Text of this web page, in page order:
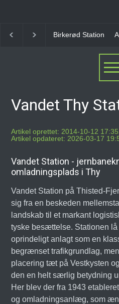
Allerød Station
Vandet Thy
Artikel oprettet: 2014-10-12
Artikel opdateret: 2026-03-17
Vandet Station -
omladningsplads i Thy
Vandet Station på Thisted-
sig fra en beskeden
landskab til et markant
tyske besættelse. Stationen
oprindeligt anlagt som en
begrænset trafikgrundlag,
placering tæt på Vestkysten
den en helt særlig betydning
Her blev der fra 1943
og omladningsanlæg, som